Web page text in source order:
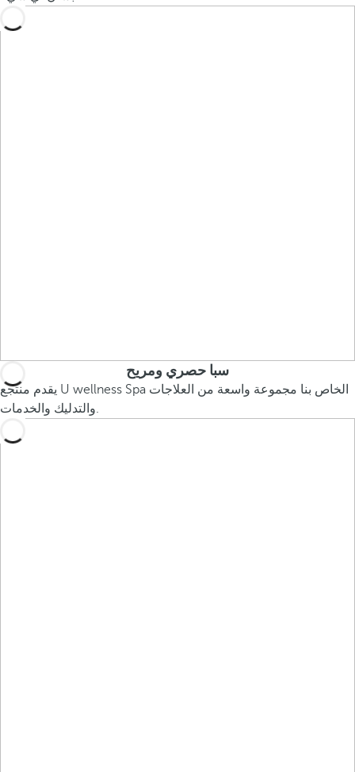
سبا حصري ومريح
يقدم منتجع U wellness Spa الخاص بنا مجموعة واسعة من العلاجات
والتدليك والخدمات.